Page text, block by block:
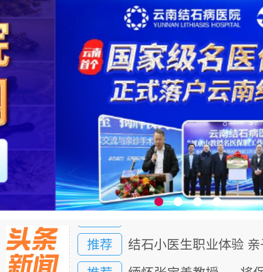
推荐 结石小医生职业体验
推荐 缅怀张宝善教授——将
推荐 结石小医生职业体验
推荐 缅怀张宝善教授——将